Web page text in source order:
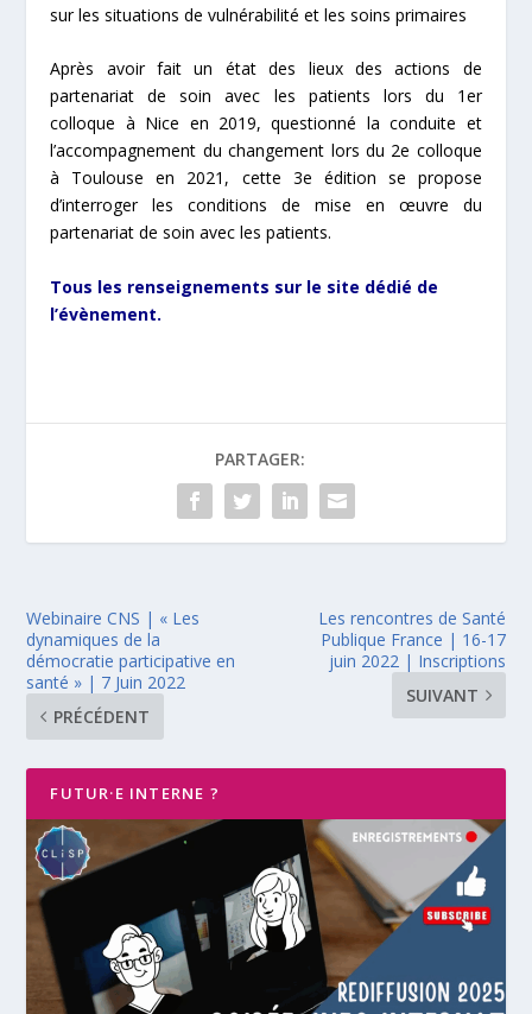
sur les situations de vulnérabilitéet les soins primaires
Après avoir fait un état des lieux des actions de
partenariat de soin avec les patients lors du 1er
colloque à Nice en 2019, questionné la conduite et
l’accompagnement duchangement lors du 2e colloque
à Toulouse en 2021, cette 3e édition se propose
d’interroger les conditions de mise en œuvre du
partenariat de soin avec les patients.
Tous les renseignements sur le site dédié de
l’évènement.
PARTAGER:
Webinaire CNS | « Les
dynamiques de la
démocratie participative en
santé » | 7 Juin 2022
PRÉCÉDENT
Les rencontres de Santé
Publique France | 16-17
juin 2022 | Inscriptions
SUIVANT
FUTUR·E INTERNE ?